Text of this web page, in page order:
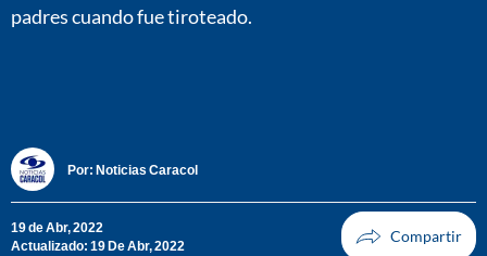
padres cuando fue tiroteado.
Por: Noticias Caracol
19 de Abr, 2022
Actualizado: 19 De Abr, 2022